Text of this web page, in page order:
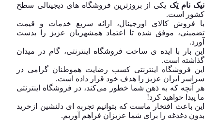
نیک نام تِک یکی از بروزترین فروشگاه های دیجیتالی سطح
کشور است.
با فروش کالای اورجینال، ارائه سریع خدمات و قیمت
تضمینی، موفق شده تا اعتماد همشهریان عزیز را بدست
آورد.
این بار با ایده ی ساخت فروشگاه اینترنتی، گام در میدان
گذاشته است.
این فروشگاه اینترنتی کسب رضایت هموطنان گرامی در
سراسر ایران عزیز را هدف خود قرار داده است.
هر آنچه که به ذهن شما خطور می‌کند، در فروشگاه اینترنتی
ما پیدا خواهید کرد!
این باعث افتخار ماست که بتوانیم تجربه ای دلنشین ازخرید
بدون دغدغه را برای شما عزیزان فراهم آوریم.